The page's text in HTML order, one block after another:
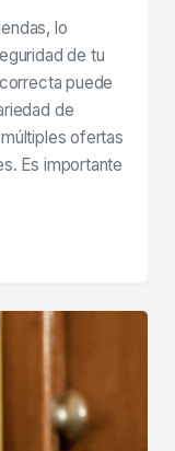
lo
de tu
puede
de
ofertas
Es importante